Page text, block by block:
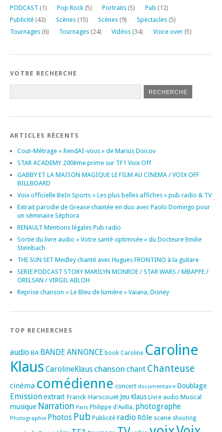
PODCAST (1) Pop Rock (5) Portraits (5) Pub (12)
Publicité (43) Scènes (15) Scènes (9) Spectacles (5)
Tournages (6) Tournages (24) Vidéos (34) Voice over (5)
VOTRE RECHERCHE
ARTICLES RÉCENTS
Cout-Métrage « RendAI-vous » de Marius Doicov
STAR ACADEMY 200ème prime sur TF1 Voix Off
GABBY ET LA MAISON MAGIQUE LE FILM AU CINEMA / VOIX OFF
BILLBOARD
Voix officielle BeIn Sports « Les plus belles affiches » pub radio & TV
Extrait parodie de Grease chantée en duo avec Paolo Domingo pour
un séminaire Séphora
RENAULT Mentions légales Pub radio
Sortie du livre audio « Votre santé optimisée » du Docteure Emilie
Steinbach
THE SUN SET Medley chanté avec Hugues FRONTINO à la guitare
SERIE PODCAST STORY MARILYN MONROE / STAR WARS / MBAPPE /
ORELSAN / VIRGIL ABLOH
Reprise chanson « Le Bleu de lumière » Vaiana, Disney
TOP RECHERCHES
audio BA BANDE ANNONCE book Caroline Caroline
Klaus CarolineKlaus chanson chant Chanteuse
cinéma comédienne concert documentaire Doublage
Emissionextrait Franck Harscouët Jeu Klaus Livre audio Musical
musique Narration Paris Philippe d'Avilla. photographe
Photographie Photos Pub Publicité radio Rôle scene shooting